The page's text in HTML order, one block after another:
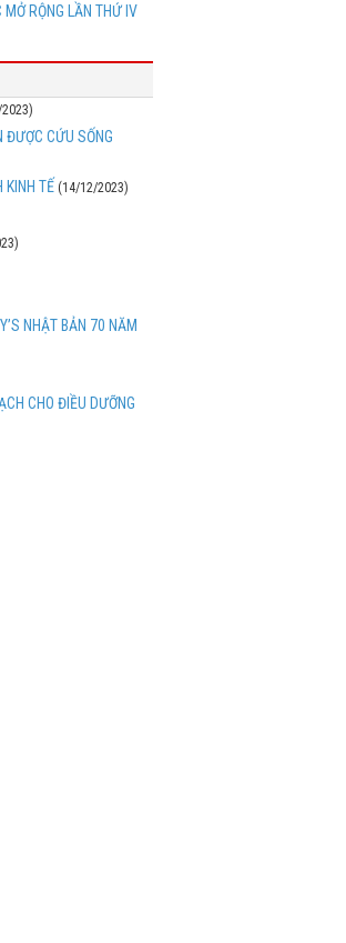
MỞ RỘNG LẦN THỨ IV
ĐƯỢC CỨU SỐNG
KINH TẾ (14/12/2023)
NHẬT BẢN 70 NĂM
CHO ĐIỀU DƯỠNG